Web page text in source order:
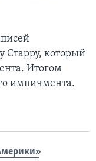
Старру, который
Итогом
импичмента.